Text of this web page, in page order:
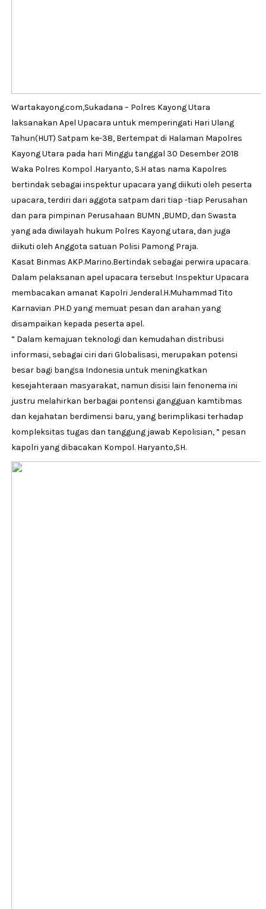
Wartakayong.com,Sukadana – Polres Kayong Utara
laksanakan Apel Upacara untuk memperingati Hari Ulang
Tahun(HUT) Satpam ke-38, Bertempat di Halaman Mapolres
Kayong Utara pada hari Minggu tanggal 30 Desember 2018
Waka Polres Kompol .Haryanto, S.H atas nama Kapolres
bertindak sebagai inspektur upacara yang diikuti oleh peserta
upacara, terdiri dari aggota satpam dari tiap -tiap Perusahan
dan para pimpinan Perusahaan BUMN ,BUMD, dan Swasta
yang ada diwilayah hukum Polres Kayong utara, dan juga
diikuti oleh Anggota satuan Polisi Pamong Praja.
Kasat Binmas AKP.Marino.Bertindak sebagai perwira upacara.
Dalam pelaksanan apel upacara tersebut Inspektur Upacara
membacakan amanat Kapolri Jenderal.H.Muhammad Tito
Karnavian .PH.D yang memuat pesan dan arahan yang
disampaikan kepada peserta apel.
” Dalam kemajuan teknologi dan kemudahan distribusi
informasi, sebagai ciri dari Globalisasi, merupakan potensi
besar bagi bangsa Indonesia untuk meningkatkan
kesejahteraan masyarakat, namun disisi lain fenonema ini
justru melahirkan berbagai pontensi gangguan kamtibmas
dan kejahatan berdimensi baru, yang berimplikasi terhadap
kompleksitas tugas dan tanggung jawab Kepolisian, ” pesan
kapolri yang dibacakan Kompol. Haryanto,SH.